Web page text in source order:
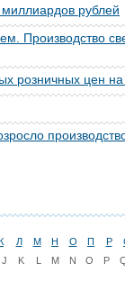
рублей
Производство
розничных цен на
Л М Н О П Р
J K L M N O P